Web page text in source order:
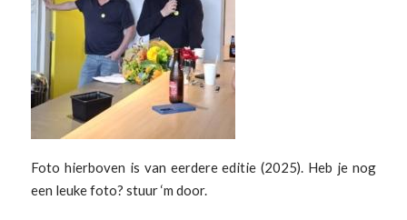
Foto hierboven is van eerdere editie (2025). Heb je nog
een leuke foto? stuur ‘m door.